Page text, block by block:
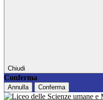
Chiudi
Conferma
Annulla Conferma